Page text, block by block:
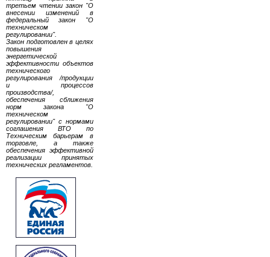
третьем чтении закон "О
внесении изменений в
федеральный закон "О
техническом
регулировании".
Закон подготовлен в целях
повышения
энергетической
эффективности объектов
технического
регулирования /продукции
и процессов
производства/,
обеспечения сближения
норм закона "О
техническом
регулировании" с нормами
соглашения ВТО по
Техническим барьерам в
торговле, а также
обеспечения эффективной
реализации принятых
технических регламентов.